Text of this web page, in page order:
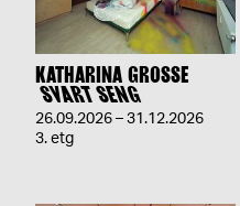
KATHARINA GROSSE
SVART SENG
26.09.2026 – 31.12.2026
3. etg